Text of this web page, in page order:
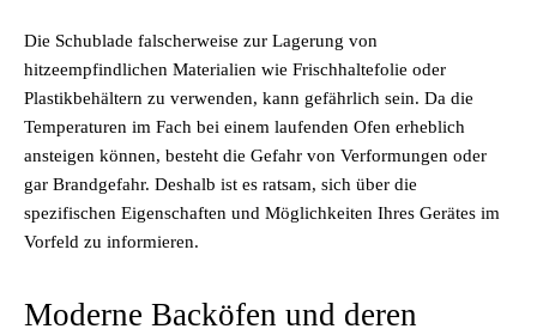
Die Schublade falscherweise zur Lagerung von
hitzeempfindlichen Materialien wie Frischhaltefolie oder
Plastikbehältern zu verwenden, kann gefährlich sein. Da die
Temperaturen im Fach bei einem laufenden Ofen erheblich
ansteigen können, besteht die Gefahr von Verformungen oder
gar Brandgefahr. Deshalb ist es ratsam, sich über die
spezifischen Eigenschaften und Möglichkeiten Ihres Gerätes im
Vorfeld zu informieren.
Moderne Backöfen und deren